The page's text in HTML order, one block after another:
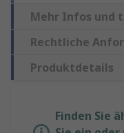
Mehr Infos und
Rechtliche
Produktdetails
Finden Sie